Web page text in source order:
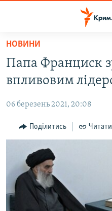
Перейти
основного
матеріалу
до
навігації
Перейти
пошуку
ВОДА.КРИМ
ПОЛІТИКА
БЛОГИ
ІНТЕРВ'Ю
ВСЕ ЗА ДЕНЬ
СПЕЦПРОЕКТИ
НОВИНИ
Папа Франциск
впливовим
06 березень 2021, 20:08
Поділитись